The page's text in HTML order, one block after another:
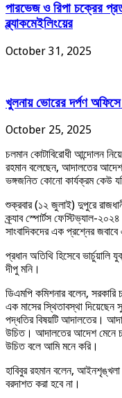
পারভেজ ও রিপা চক্রের
ব্ল্যাকমেইলিংয়ের
October 31, 2025
খুলনায় ভোরের দর্পণ
October 25, 2025
চলমান কোটাবিরোধী আন্দোলন
রহমান বলেছেন, আদালতের
ভঙ্গজনিত কোনো কার্যক্রম কেউ
শুক্রবার (১২ জুলাই) দুপুরে
ক্র্যাব স্পোর্টস ফেস্টিভ্যাল-
সাংবাদিকদের এক প্রশ্নের
প্রধান অতিথি হিসেবে
দীপু মনি।
ডিএমপি কমিশনার বলেন, সরকারি
এক মাসের স্থিতাবস্থা দিয়েছেন
পদ্ধতির বিষয়টি আদালতের।
উচিত। আদালতের আদেশ মেনে
উচিত বলে আমি মনে করি।
হাবিবুর রহমান বলেন,
বরদাশত করা হবে না।